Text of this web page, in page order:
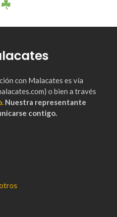
con Malacates es vía
o bien a través
Nuestra representante
contigo.